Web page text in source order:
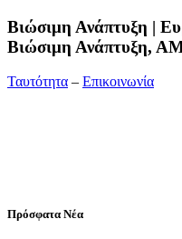
Bιώσιμη Ανάπτυξη |
Βιώσιμη Ανάπτυξη,
Ταυτότητα – Επικοινωνία
Πρόσφατα Νέα